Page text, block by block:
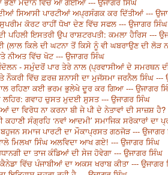
ਸਿਆਸੀ ਪਾਰਟੀਆਂ ਅਪ੍ਰਸੰਗਕ ਕਰ ਦਿੱਤੀਆਂ ---
ਕੋਰਟ ਰਾਹੀਂ ਧੋਖਾ ਦੇਣ ਵਿੱਚ ਸਫਲ --- ਉਜਾਗਰ ਸਿੰਘ
ਪਹਿਲੀ ਇਸਤਰੀ ਉਪ ਰਾਸ਼ਟਰਪਤੀ: ਕਮਲਾ ਹੈਰਿਸ ---
ਕਿਲੇ ਦੀ ਘਟਨਾ ਤੋਂ ਕਿਸੇ ਨੂੰ ਵੀ ਘਬਰਾਉਣ ਦੀ ਲੋੜ
ਨੀਅਤ ਵਿੱਚ ਖੋਟ --- ਉਜਾਗਰ ਸਿੰਘ
- ਸਮੁੰਦਰੋਂ ਪਾਰ ਤੇਰੇ ਨਾਲ (ਪ੍ਰਵਾਸੀਆਂ ਦੇ ਸਮਰਥਨ
ਨੌਕਰੀ ਵਿੱਚ ਫ਼ਰਜ਼ ਸ਼ਨਾਸੀ ਦਾ ਮੁਜੱਸਮਾ ਜਰਨੈਲ ਸਿੰਘ ---
ਰਹਿਣਾ ਕਈ ਭਰਮ ਭੁਲੇਖੇ ਦੂਰ ਕਰ ਗਿਆ --- ਉਜਾਗਰ
ਲਹਿਰ: ਗਵਾਹ ਚੁਸਤ ਮੁਦਈ ਸੁਸਤ --- ਉਜਾਗਰ ਸਿੰਘ
ਦਾ ਵਿਰੋਧ ਨਾ ਕਰਨਾ ਬੀ ਜੇ ਪੀ ਦੇ ਨੇਤਾਵਾਂ ਦੀ ਸਾਜ਼ਸ਼
ਕਹਾਣੀ ਸੰਗ੍ਰਹਿ ‘ਨਵਾਂ ਆਦਮੀ’ ਸਮਾਜਿਕ ਸਰੋਕਾਰਾਂ ਦਾ
ਸਮਾਜ ਪਾਰਟੀ ਦਾ ਮੌਕਾਪ੍ਰਸਤ ਗਠਜੋੜ --- ਉਜਾਗਰ
ਮਿਲਖਾ ਸਿੰਘ ਅਲਵਿਦਾ ਆਖ ਗਏ! --- ਉਜਾਗਰ ਸਿੰਘ
ਦਾ ਤਾਜ ਕੰਡਿਆਂ ਦੀ ਸੇਜ ਹੋਵੇਗਾ --- ਉਜਾਗਰ ਸਿੰਘ
ਵਿੱਚ ਪੰਜਾਬੀਆਂ ਦਾ ਅਕਸ ਖਰਾਬ ਕੀਤਾ --- ਉਜਾਗਰ